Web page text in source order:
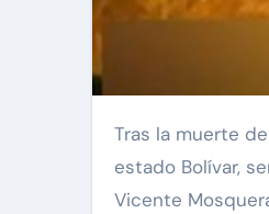
Tras la muerte de Héctor Rusthenford Guerrero, conocido como Niño Guerrero, en un operativo entre Venezuela y Estados Unidos en el
estado Bolívar,
Vicente